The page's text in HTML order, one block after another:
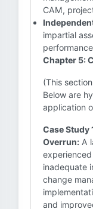
CAM,
impartial
Chapter 5:
(This
Below are
application
Case Study
Overrun: A
inadequate
change
and